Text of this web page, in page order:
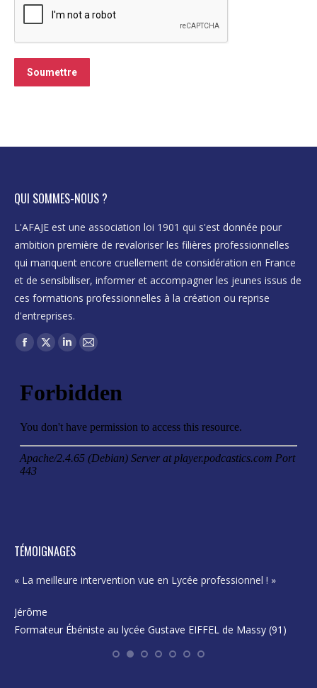
Soumettre
QUI SOMMES-NOUS ?
L'AFAJE est une association loi 1901 qui s'est donnée pour
ambition première de revaloriser les filières professionnelles
qui manquent encore cruellement de considération en France
et de sensibiliser, informer et accompagner les jeunes issus de
ces formations professionnelles à la création ou reprise
d'entreprises.
Trouvez nous sur :
Facebook
opens
new
window
X
opens
new
window
LinkedIn
opens
new
window
Mail
opens
new
window
TÉMOIGNAGES
« La meilleure intervention vue en Lycée professionnel ! »
Jérôme
Formateur Ébéniste au lycée Gustave EIFFEL de Massy (91)